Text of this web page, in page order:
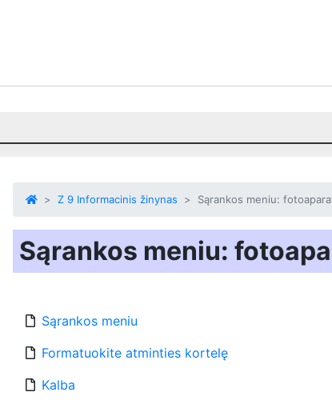
Z 9 Informacinis žinynas Sąrankos meniu:
Sąrankos meniu:
Sąrankos meniu
Formatuokite atminties kortelę
Kalba